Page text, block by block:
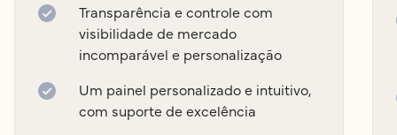
Transparência e controle com
visibilidade de mercado
incomparável e personalização
Um painel personalizado e intuitivo,
com suporte de excelência